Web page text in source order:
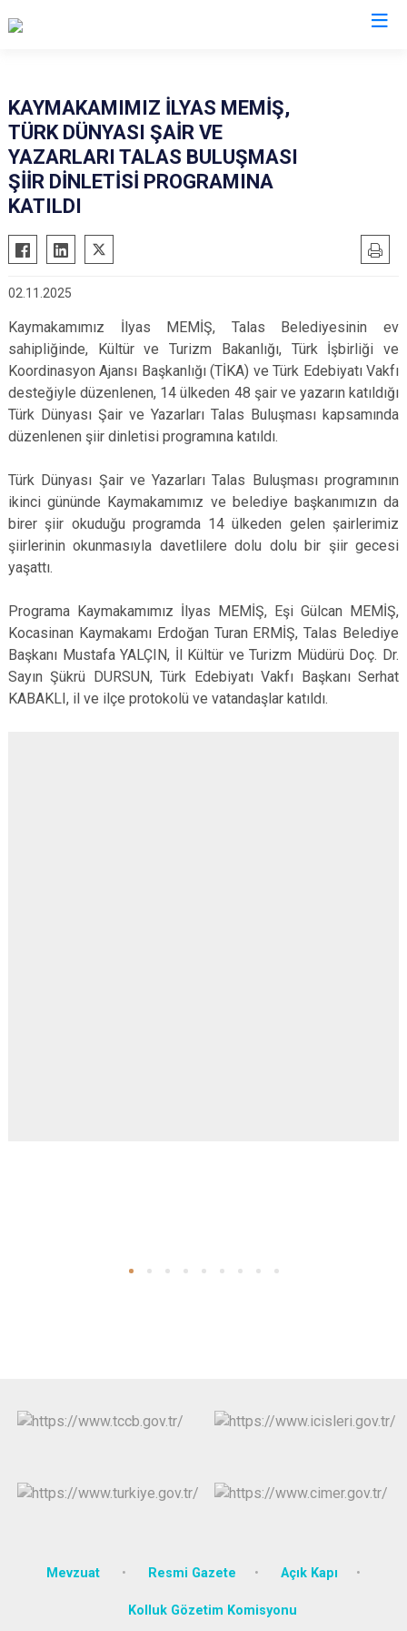
Akkışla
Bünyan
Develi
Hacılar
İncesu
Melikgazi
Özvatan
Pınarbaşı
Yeşilhisar
KAYMAKAMIMIZ İLYAS MEMİŞ,
TÜRK DÜNYASI ŞAİR VE
YAZARLARI TALAS BULUŞMASI
ŞİİR DİNLETİSİ PROGRAMINA
KATILDI
02.11.2025
Kaymakamımız İlyas MEMİŞ, Talas Belediyesinin ev
sahipliğinde, Kültür ve Turizm Bakanlığı, Türk İşbirliği ve
Koordinasyon Ajansı Başkanlığı (TİKA) ve Türk Edebiyatı Vakfı
desteğiyle düzenlenen, 14 ülkeden 48 şair ve yazarın katıldığı
Türk Dünyası Şair ve Yazarları Talas Buluşması kapsamında
düzenlenen şiir dinletisi programına katıldı.
Türk Dünyası Şair ve Yazarları Talas Buluşması programının
ikinci gününde Kaymakamımız ve belediye başkanımızın da
birer şiir okuduğu programda 14 ülkeden gelen şairlerimiz
şiirlerinin okunmasıyla davetlilere dolu dolu bir şiir gecesi
yaşattı.
Programa Kaymakamımız İlyas MEMİŞ, Eşi Gülcan MEMİŞ,
Kocasinan Kaymakamı Erdoğan Turan ERMİŞ, Talas Belediye
Başkanı Mustafa YALÇIN, İl Kültür ve Turizm Müdürü Doç. Dr.
Sayın Şükrü DURSUN, Türk Edebiyatı Vakfı Başkanı Serhat
KABAKLI, il ve ilçe protokolü ve vatandaşlar katıldı.
Mevzuat Resmi Gazete Açık Kapı
Kolluk Gözetim Komisyonu